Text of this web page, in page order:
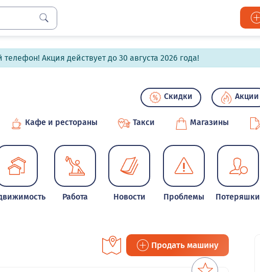
Акция действует до 30 августа 2026 года!
Скидки Акции
Кафе и рестораны Такси Магазины
Работа Новости Проблемы Потеряшки
Продать машину